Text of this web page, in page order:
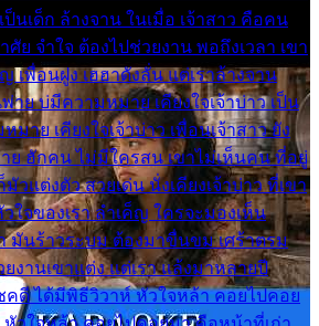
นเด็ก ล้างจาน ในเมื่อ เจ้าสาว คือคน
ย จำใจ ต้องไปช่วยงาน พอถึงเวลา เขา
เพื่อนฝูง เฮฮาดังลั่น แต่เราล้างจาน
าย บ่มีความหมาย เคียงใจเจ้าบ่าว เป็น
าย เคียงใจเจ้าบ่าว เพื่อนเจ้าสาว ยัง
ย ฮักคน ไม่มีใครสน เขาไม่เห็นคน ที่อยู่
วแต่งตัว สวยเด่น นั่งเคียงเจ้าบ่าว ที่เขา
วใจของเรา ลำเค็ญ ใครจะมองเห็น
มันร้าวระบม ต้องมาขื่นขม เศร้าตรม
งานเขาแต่ง แต่เรา แล้งมาหลายปี
คดี ได้มีพิธีวิวาห์ หัวใจหล้า คอยไปคอย